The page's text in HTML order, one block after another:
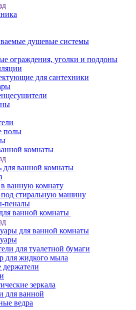
душевые системы
ограждения, уголки и поддоны
для сантехники
полы
комнаты
для ванной комнаты
ванную комнату
стиральную машину
пеналы
ванной комнаты
для ванной комнаты
для туалетной бумаги
для жидкого мыла
держатели
зеркала
для ванной
ведра